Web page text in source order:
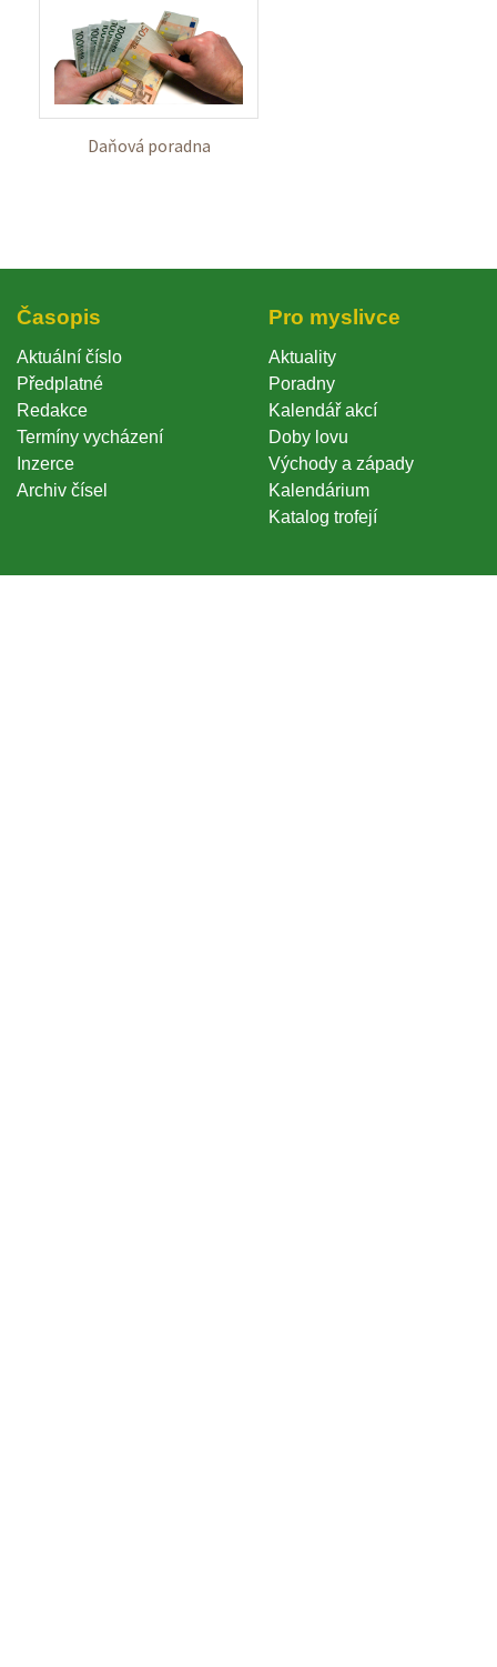
Daňová poradna
Časopi
Aktuální číslo
Předplatné
Redakce
Termíny vycházení
Inzerce
Archiv čísel
Pro myslivce
Aktuality
Poradny
Kalendář akcí
Doby lovu
Východy a západy
Kalendárium
Katalog trofejí